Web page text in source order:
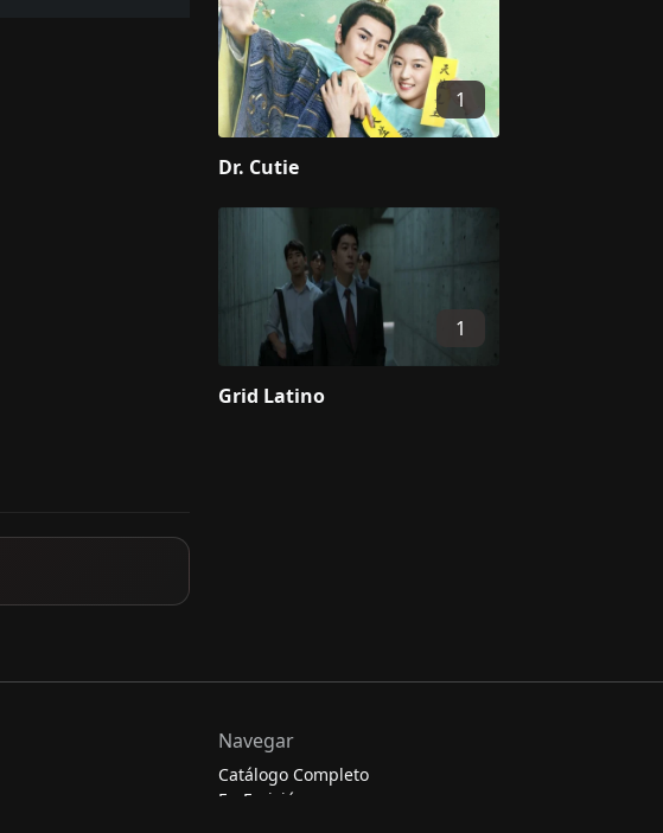
1
Dr. Cutie
1
Grid Latino
Navegar
Catálogo Completo
En Emisión